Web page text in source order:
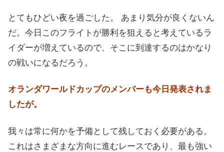
とてもひどい夜を過ごした。 あまり気分が良くないん
だ。今日このフライトが勝利を狙えると考えているラ
イダーが増えているので、そこに到達するのはかなり
の戦いになるだろう。
オランダワールドカップのメンバーも今日発表されま
したが。
我々は常に何かを予備として残しておく必要がある。
これはさまざまな方向に進むレースであり、最も強い